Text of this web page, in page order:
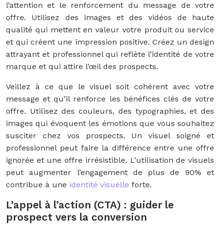
l’attention et le renforcement du message de votre
offre. Utilisez des images et des vidéos de haute
qualité qui mettent en valeur votre produit ou service
et qui créent une impression positive. Créez un design
attrayant et professionnel qui reflète l’identité de votre
marque et qui attire l’œil des prospects.
Veillez à ce que le visuel soit cohérent avec votre
message et qu’il renforce les bénéfices clés de votre
offre. Utilisez des couleurs, des typographies, et des
images qui évoquent les émotions que vous souhaitez
susciter chez vos prospects. Un visuel soigné et
professionnel peut faire la différence entre une offre
ignorée et une offre irrésistible. L’utilisation de visuels
peut augmenter l’engagement de plus de 90% et
contribue à une identité visuelle forte.
L’appel à l’action (CTA) : guider le
prospect vers la conversion